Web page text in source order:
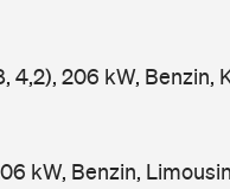
4,2), 206 kW, Benzin,
kW, Benzin,